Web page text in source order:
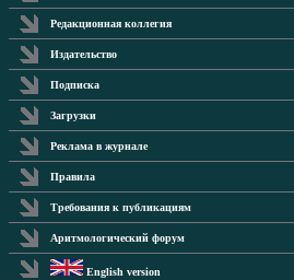
Редакционная коллегия
Издательство
Подписка
Загрузки
Реклама в журнале
Правила
Требования к публикациям
Аритмологический форум
English version